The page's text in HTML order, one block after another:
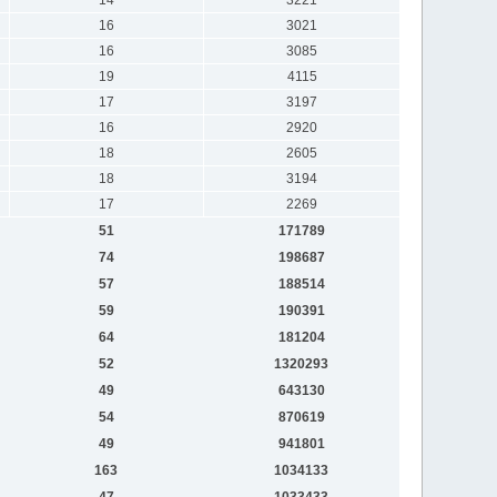
16
3021
16
3085
19
4115
17
3197
16
2920
18
2605
18
3194
17
2269
51
171789
74
198687
57
188514
59
190391
64
181204
52
1320293
49
643130
54
870619
49
941801
163
1034133